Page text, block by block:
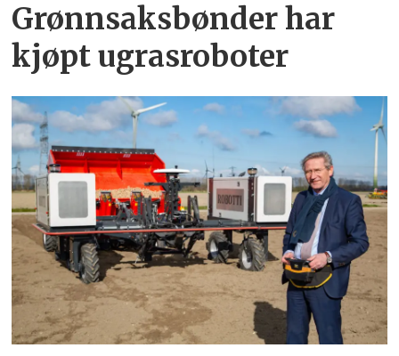
Grønnsaksbønder har
kjøpt ugrasroboter